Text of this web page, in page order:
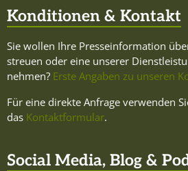
Konditionen & Kontakt
Sie wollen Ihre Presseinformation
streuen oder eine unserer
nehmen? Erste Angaben zu unseren
Für eine direkte Anfrage verwenden
das Kontaktformular.
Social Media, Blog &